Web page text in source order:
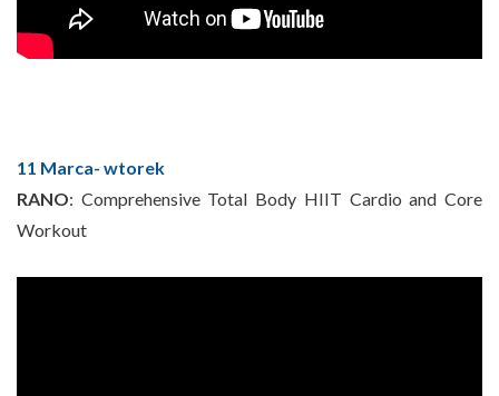
11 Marca- wtorek
RANO: Comprehensive Total Body HIIT Cardio and Core
Workout